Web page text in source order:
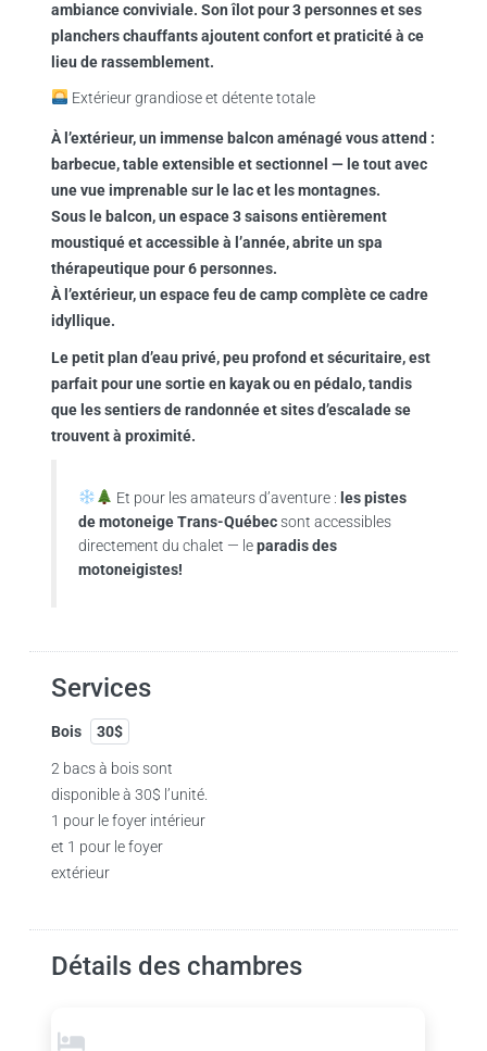
ambiance conviviale. Sonîlot pour 3 personnes et ses
planchers chauffantsajoutent confort et praticité à ce
lieu de rassemblement.
Extérieur grandiose et détente totale
À l’extérieur, un immense balcon aménagé vous attend :
barbecue,table extensible et sectionnel — le tout avec
une vue imprenable sur le lac et les montagnes.
Sous le balcon, un espace 3 saisons entièrement
moustiquéet accessible à l’année, abrite un spa
thérapeutique pour 6 personnes.
À l’extérieur, un espace feu de camp complète ce cadre
idyllique.
Lepetit plan d’eau privé, peu profond et sécuritaire, est
parfait pour une sortie en kayakou en pédalo, tandis
que les sentiers de randonnée et sites d’escalade se
trouvent à proximité.
Et pour les amateurs d’aventure : les pistes
de motoneige Trans-Québecsont accessibles
directement du chalet — leparadis des
motoneigistes!
Services
Bois 30$
2 bacs à bois sont
disponible à 30$ l’unité.
1 pour le foyer intérieur
et 1 pour le foyer
extérieur
Détails des chambres